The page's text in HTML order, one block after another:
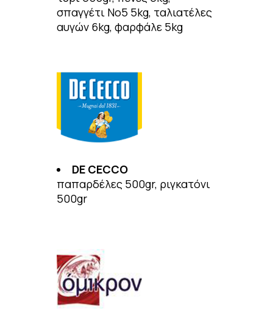
σπαγγέτι No5 5kg, ταλιατέλες
αυγών 6kg, φαρφάλε 5kg
DE CECCO
παπαρδέλες 500gr, ριγκατόνι
500gr